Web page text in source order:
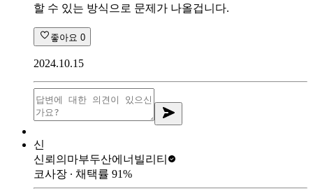
할 수 있는 방식으로 문제가 나올겁니다.
좋아요 0
2024.10.15
신
신뢰의마부두산에너빌리티
코사장 ∙ 채택률 91%